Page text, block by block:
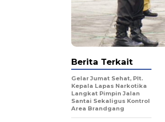
Berita Terkait
Gelar Jumat Sehat, Plt.
Kepala Lapas Narkotika
Langkat Pimpin Jalan
Santai Sekaligus Kontrol
Area Brandgang